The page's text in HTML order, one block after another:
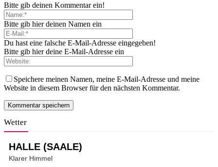
Bitte gib deinen Kommentar ein!
Bitte gib hier deinen Namen ein
Du hast eine falsche E-Mail-Adresse eingegeben!
Bitte gib hier deine E-Mail-Adresse ein
Speichere meinen Namen, meine E-Mail-Adresse und meine
Website in diesem Browser für den nächsten Kommentar.
Wetter
HALLE (SAALE)
Klarer Himmel